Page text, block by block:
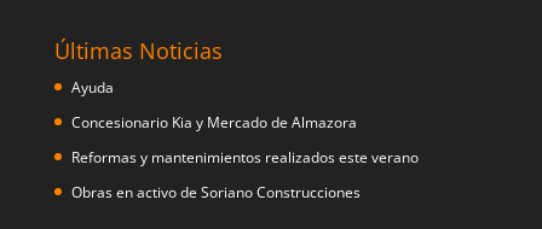
Últimas Noticias
Ayuda
Concesionario Kia y Mercado de Almazora
Reformas y mantenimientos realizados este verano
Obras en activo de Soriano Construcciones